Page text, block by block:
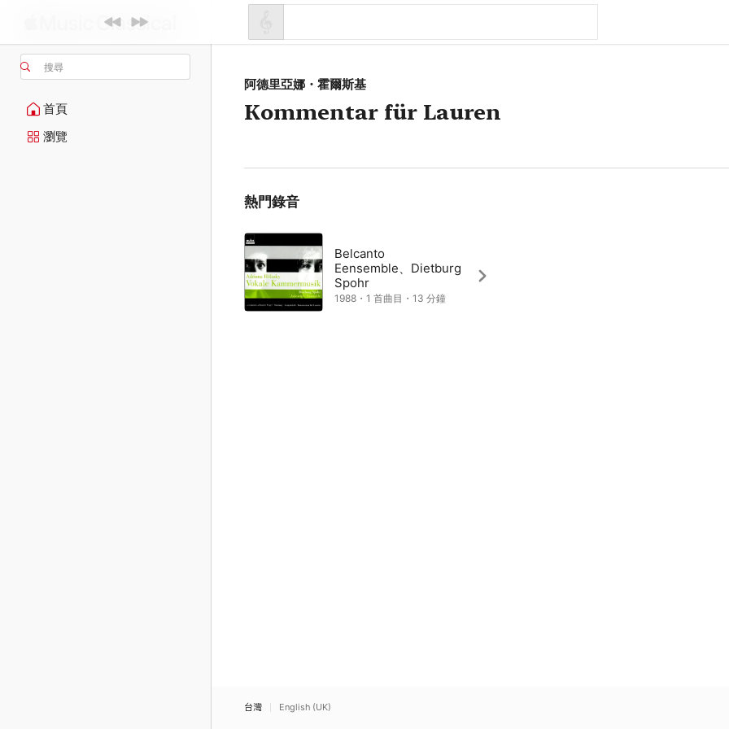
搜尋
首頁
瀏覽
阿德里亞娜・霍爾斯基
Kommentar für Lauren
熱門錄音
Belcanto
Eensemble、Dietburg
Spohr
1988・1 首曲目・13 分鐘
台灣 English (UK)